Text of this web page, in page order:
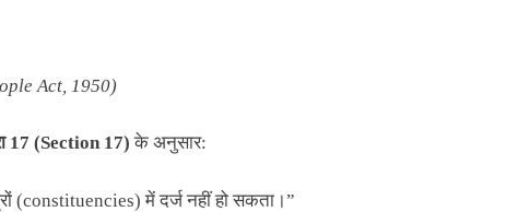
Act, 1950)
17 (Section 17) के अनुसार:
(constituencies) में दर्ज नहीं हो सकता।”